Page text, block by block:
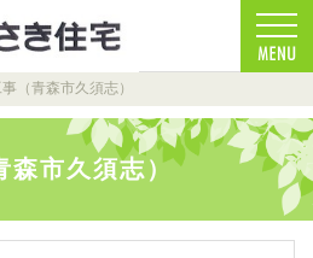
（青森市久須志）
森市久須志）
文住宅（青森・青森市）の工務店なら安心・信頼
当店で家づくり